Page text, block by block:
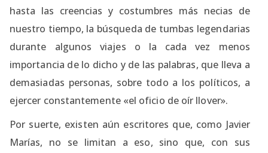
hasta las creencias y costumbres más necias de
nuestro tiempo, la búsqueda de tumbas legendarias
durante algunos viajes o la cada vez menos
importancia de lo dicho y de las palabras, que lleva a
demasiadas personas, sobre todo a los políticos, a
ejercer constantemente «el oficio de oír llover».
Por suerte, existen aún escritores que, como Javier
Marías, no se limitan a eso, sino que, con sus